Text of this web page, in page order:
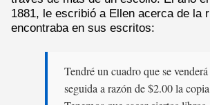
1881, le escribió a Ellen acerca de la
encontraba en sus escritos:
Tendré un cuadro que se
seguida a razón de $2.00 la